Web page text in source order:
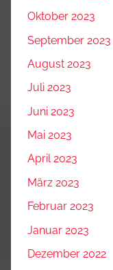
Oktober 2023
September 2023
August 2023
Juli 2023
Juni 2023
Mai 2023
April 2023
März 2023
Februar 2023
Januar 2023
Dezember 2022